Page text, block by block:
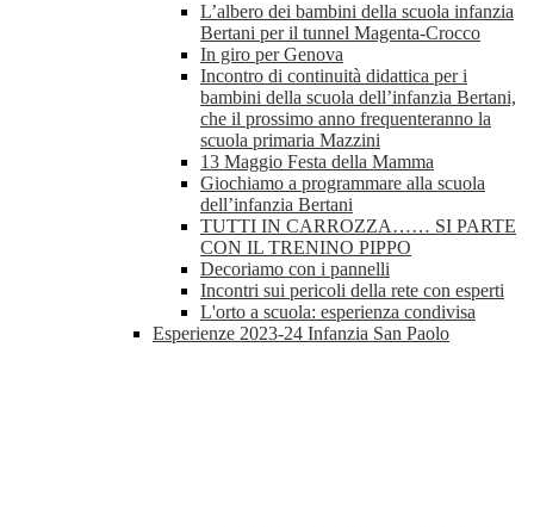
L’albero dei bambini della scuola infanzia
Bertani per il tunnel Magenta-Crocco
In giro per Genova
Incontro di continuità didattica per i
bambini della scuola dell’infanzia Bertani,
che il prossimo anno frequenteranno la
scuola primaria Mazzini
13 Maggio Festa della Mamma
Giochiamo a programmare alla scuola
dell’infanzia Bertani
TUTTI IN CARROZZA…… SI PARTE
CON IL TRENINO PIPPO
Decoriamo con i pannelli
Incontri sui pericoli della rete con esperti
L'orto a scuola: esperienza condivisa
Esperienze 2023-24 Infanzia San Paolo